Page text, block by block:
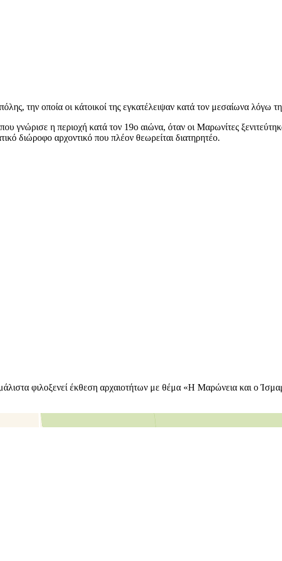
την οποία οι κάτοικοί της εγκατέλειψαν κατά τον μεσαίωνα λόγω
γνώρισε η περιοχή κατά τον 19ο αιώνα, όταν οι Μαρωνίτες
διώροφο αρχοντικό που πλέον θεωρείται διατηρητέο.
φιλοξενεί έκθεση αρχαιοτήτων με θέμα «Η Μαρώνεια και ο